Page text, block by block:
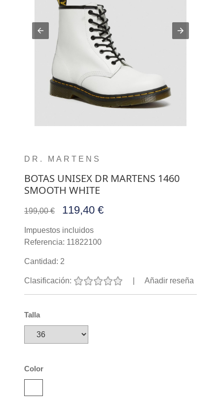
DR. MARTENS
BOTAS UNISEX DR MARTENS 1460
SMOOTH WHITE
199,00 € 119,40 €
Impuestos incluidos
Referencia: 11822100
Cantidad: 2
Clasificación: Añadir reseña
Talla
Color